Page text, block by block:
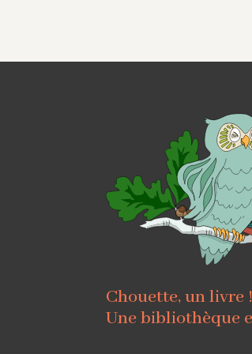
Chouette, un livre !
Une bibliothèque